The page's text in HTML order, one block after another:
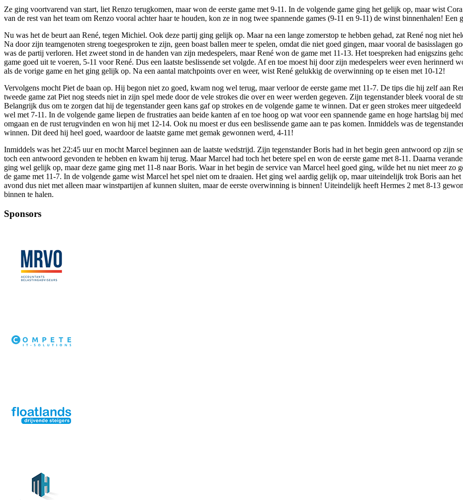
Ze ging voortvarend van start, liet Renzo terugkomen, maar won de eerste game met 9-11. In de volgende game ging het gelijk op, maar wist
van de rest van het team om Renzo vooral achter haar te houden, kon ze in nog twee spannende games (9-11 en 9-11) de winst binnenhalen! Een
Nu was het de beurt aan René, tegen Michiel. Ook deze partij ging gelijk op. Maar na een lange zomerstop te hebben gehad, zat René nog niet
Na door zijn teamgenoten streng toegesproken te zijn, geen boast ballen meer te spelen, omdat die niet goed gingen, maar vooral de basisslagen
was de partij verloren. Het zweet stond in de handen van zijn medespelers, maar René won de game met 11-13. Het toespreken had enigszins
game goed uit te voeren, 5-11 voor René. Dus een laatste beslissende set volgde. Af en toe moest hij door zijn medespelers weer even herinnerd
als de vorige game en het ging gelijk op. Na een aantal matchpoints over en weer, wist René gelukkig de overwinning op te eisen met 10-12!
Vervolgens mocht Piet de baan op. Hij begon niet zo goed, kwam nog wel terug, maar verloor de eerste game met 11-7. De tips die hij zelf aan
tweede game zat Piet nog steeds niet in zijn spel mede door de vele strokes die over en weer werden gegeven. Zijn tegenstander bleek vooral de
Belangrijk dus om te zorgen dat hij de tegenstander geen kans gaf op strokes en de volgende game te winnen. Dat er geen strokes meer
wel met 7-11. In de volgende game liepen de frustraties aan beide kanten af en toe hoog op wat voor een spannende game en hoge hartslag bij
omgaan en de rust terugvinden en won hij met 12-14. Ook nu moest er dus een beslissende game aan te pas komen. Inmiddels was de
winnen. Dit deed hij heel goed, waardoor de laatste game met gemak gewonnen werd, 4-11!
Inmiddels was het 22:45 uur en mocht Marcel beginnen aan de laatste wedstrijd. Zijn tegenstander Boris had in het begin geen antwoord op zijn
toch een antwoord gevonden te hebben en kwam hij terug. Maar Marcel had toch het betere spel en won de eerste game met 8-11. Daarna
ging wel gelijk op, maar deze game ging met 11-8 naar Boris. Waar in het begin de service van Marcel heel goed ging, wilde het nu niet meer
de game met 11-7. In de volgende game wist Marcel het spel niet om te draaien. Het ging wel aardig gelijk op, maar uiteindelijk trok Boris aan
avond dus niet met alleen maar winstpartijen af kunnen sluiten, maar de eerste overwinning is binnen! Uiteindelijk heeft Hermes 2 met 8-13
binnen te halen.
Sponsors